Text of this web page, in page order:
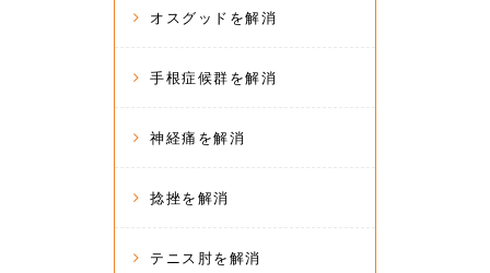
オスグッドを解消
手根症候群を解消
神経痛を解消
捻挫を解消
テニス肘を解消